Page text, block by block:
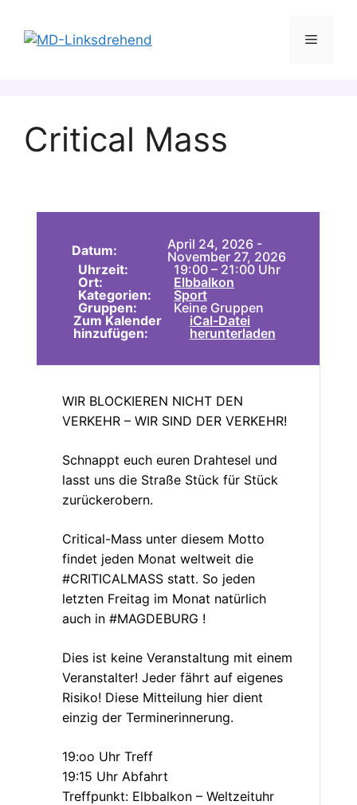
Inhalt
springen
Menü
Critical Mass
Datum:
April 24, 2026 -
November 27, 2026
Uhrzeit:
19:00 – 21:00 Uhr
Ort:
Elbbalkon
Kategorien:
Sport
Gruppen:
Keine Gruppen
Zum Kalender
hinzufügen:
iCal-Datei
herunterladen
WIR BLOCKIEREN NICHT DEN
VERKEHR – WIR SIND DER VERKEHR!
Schnappt euch euren Drahtesel und
lasst uns die Straße Stück für Stück
zurückerobern.
Critical-Mass unter diesem Motto
findet jeden Monat weltweit die
#CRITICALMASS statt. So jeden
letzten Freitag im Monat natürlich
auch in #MAGDEBURG !
Dies ist keine Veranstaltung mit einem
Veranstalter! Jeder fährt auf eigenes
Risiko! Diese Mitteilung hier dient
einzig der Terminerinnerung.
19:oo Uhr Treff
19:15 Uhr Abfahrt
Treffpunkt: Elbbalkon – Weltzeituhr